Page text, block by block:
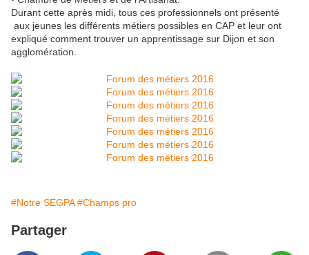
Durant cette après midi, tous ces professionnels ont présenté
aux jeunes les différents métiers possibles en CAP et leur ont
expliqué comment trouver un apprentissage sur Dijon et son
agglomération.
#Notre SEGPA #Champs pro
Partager